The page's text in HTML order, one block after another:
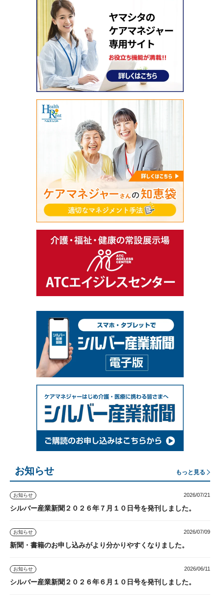
お知らせ もっと見る
お知らせ 2026/07/21
シルバー産業新聞２０２６年７月１０日号を発刊しました。
お知らせ 2026/07/09
新聞・書籍のお申し込みがより分かりやすくなりました。
お知らせ 2026/06/11
シルバー産業新聞２０２６年６月１０日号を発刊しました。